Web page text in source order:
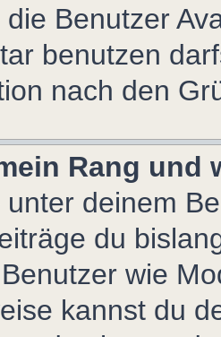
Benutzer
benutzen
nach den
Rang und
unter deinem
du
wie
kannst du